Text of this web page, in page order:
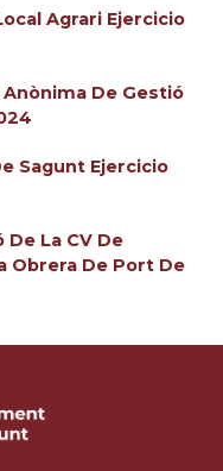
Agrari Ejercicio
De Gestió
Sagunt Ejercicio
La CV De
Obrera De Port De